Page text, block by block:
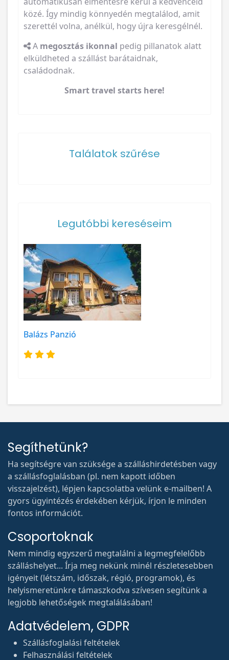
közé. Így mindig könnyedén megtalálod, amit
szerettél volna, anélkül, hogy újra keresgélnél.
A megosztás ikonnal pedig pillanatok alatt
elküldheted a szállást barátaidnak,
családodnak.
Smart travel starts here!
Találatok szűrése
Legutóbbi kereséseim
Balázs Panzió
Segíthetünk?
Ha segítségre van szüksége a szálláshirdetésben vagy
a szállásfoglalásban (pl. nem kapott időben
visszajelzést), lépjen kapcsolatba velünk e-mailben! A
gyors ügyintézés érdekében kérjük, írjon le minden
fontos információt.
Csoportoknak
Nem mindig egyszerű megtalálni a legmegfelelőbb
szálláshelyet... Írja meg nekünk minél részletesebben
igényeit (létszám, időszak, régió, programok), és
helyismeretünkre támaszkodva szívesen segítünk a
legjobb lehetőségek megtalálásában!
Adatvédelem, GDPR
Szállásfoglalási feltételek
Felhasználási feltételek